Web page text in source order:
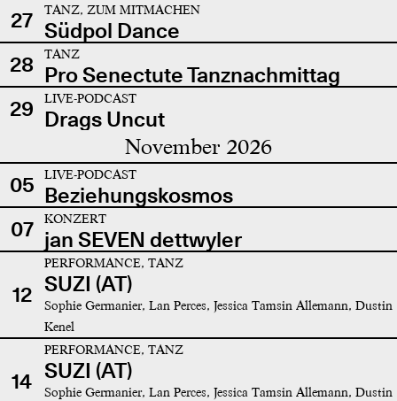
27 TANZ, ZUM MITMACHEN
Südpol Dance
28
TANZ
Pro Senectute Tanznachmittag
29
LIVE-PODCAST
Drags Uncut
November 2026
05 LIVE-PODCAST
Beziehungskosmos
07
KONZERT
jan SEVEN dettwyler
12
PERFORMANCE, TANZ
SUZI (AT)
Sophie Germanier, Lan Perces, Jessica Tamsin Allemann, Dustin
Kenel
14
PERFORMANCE, TANZ
SUZI (AT)
Sophie Germanier, Lan Perces, Jessica Tamsin Allemann, Dustin